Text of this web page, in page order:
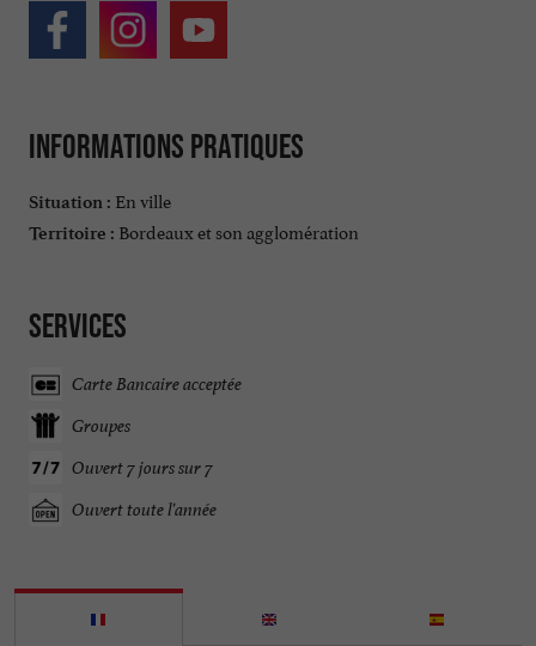
Informations pratiques
Situation : En ville
Territoire : Bordeaux et son agglomération
Services
Carte Bancaire acceptée
Groupes
Ouvert 7 jours sur 7
Ouvert toute l'année